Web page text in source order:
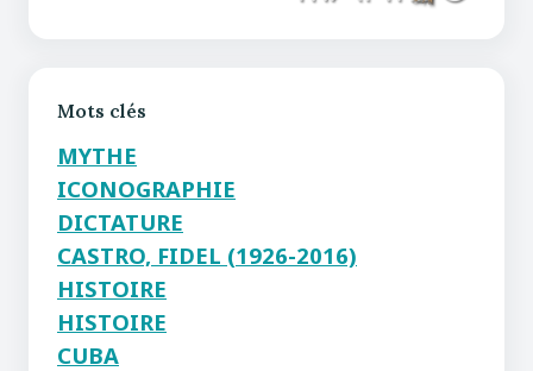
Mots clés
MYTHE
ICONOGRAPHIE
DICTATURE
CASTRO, FIDEL (1926-2016)
HISTOIRE
HISTOIRE
CUBA